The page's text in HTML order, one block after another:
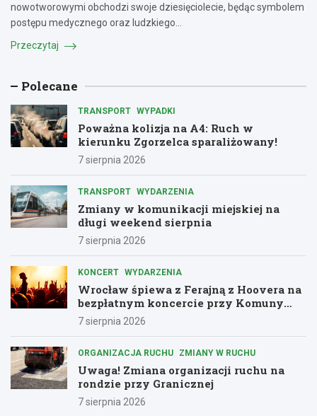
nowotworowymi obchodzi swoje dziesięciolecie, będąc symbolem
postępu medycznego oraz ludzkiego…
Przeczytaj
Polecane
TRANSPORT WYPADKI
Poważna kolizja na A4: Ruch w
kierunku Zgorzelca sparaliżowany!
7 sierpnia 2026
TRANSPORT WYDARZENIA
Zmiany w komunikacji miejskiej na
długi weekend sierpnia
7 sierpnia 2026
KONCERT WYDARZENIA
Wrocław śpiewa z Ferajną z Hoovera na
bezpłatnym koncercie przy Komuny
Paryskiej
7 sierpnia 2026
ORGANIZACJA RUCHU ZMIANY W RUCHU
Uwaga! Zmiana organizacji ruchu na
rondzie przy Granicznej
7 sierpnia 2026